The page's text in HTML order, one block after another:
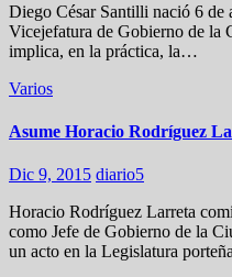
Diego César Santilli nació 6 de
Vicejefatura de Gobierno de la
implica, en la práctica, la…
Varios
Asume Horacio Rodríguez
Dic 9, 2015 diario5
Horacio Rodríguez Larreta
como Jefe de Gobierno de la
un acto en la Legislatura